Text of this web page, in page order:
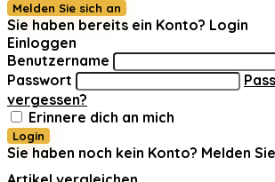
Melden Sie sich an
Sie haben bereits ein Konto? Login
Einloggen
Benutzername
Passwort
vergessen?
Erinnere dich an mich
Login
Sie haben noch kein Konto? Melden